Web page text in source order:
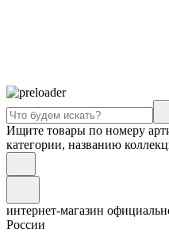
Ищите товары по номеру
категории, названию
интернет-магазин
России